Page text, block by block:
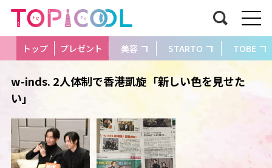
トップ プレゼント 美容 STARTO TOBE
w-inds. 2人体制で香港凱旋「新しい色を見せた
い」